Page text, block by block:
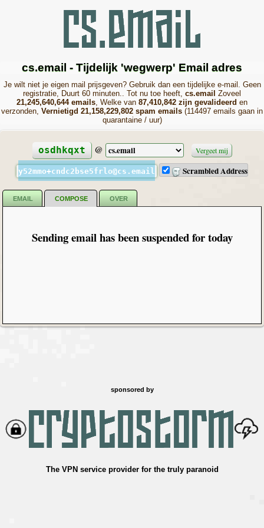
cs.email - Tijdelijk 'wegwerp' Email adres
Je wilt niet je eigen mail prijsgeven? Gebruik dan een tijdelijke e-mail. Geen
registratie, Duurt 60 minuten.. Tot nu toe heeft, cs.email Zoveel
21,245,640,644 emails, Welke van 87,410,842 zijn gevalideerd en
verzonden, Vernietigd 21,158,229,802 spam emails (114497 emails gaan in
quarantaine / uur)
osdhkqxt @ Vergeet mij
y52mmo+cndc2bse5frlo@cs.email Scrambled Address
EMAIL COMPOSE OVER
Sending email has been suspended for today
sponsored by
The VPN service provider for the truly paranoid